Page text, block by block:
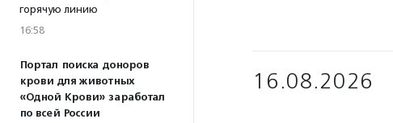
горячую линию
16:58
Портал поиска доноров
крови для животных
«Одной Крови» заработал
по всей России
16.08.2026